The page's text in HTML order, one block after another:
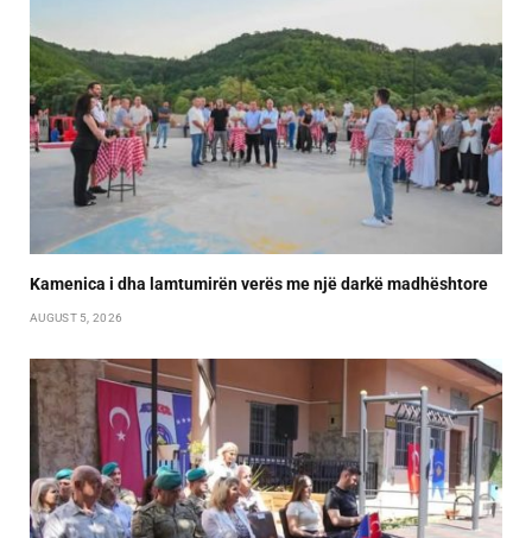
Kamenica i dha lamtumirën verës me një darkë madhështore
AUGUST 5, 2026